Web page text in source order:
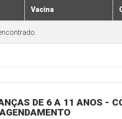
Vacina
DE 6 A 11 ANOS -